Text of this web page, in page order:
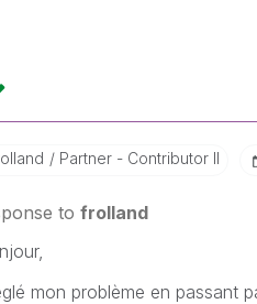
Partner - Contributor II
tofrolland
mon problème en passant